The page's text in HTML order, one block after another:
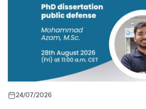
24/07/2026